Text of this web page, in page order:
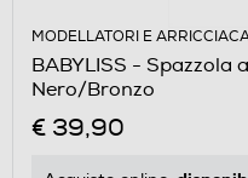
MODELLATORI E
BABYLISS - Spazzola
Nero/Bronzo
€ 39,90